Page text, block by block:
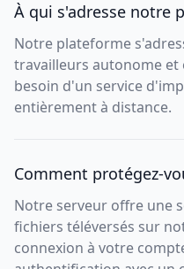
À qui s'adresse notre
Notre plateforme
travailleurs autonome
besoin d'un service
entièrement à distance.
Comment protégez-
Notre serveur offre une
fichiers téléversés sur
connexion à votre